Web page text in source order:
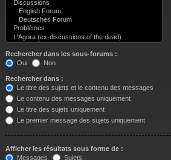
Rechercher dans les sous-forums :
Oui
Non
Rechercher dans :
Le titre des sujets et le contenu des messages
Le contenu des messages uniquement
Le titre des sujets uniquement
Le premier message des sujets uniquement
Afficher les résultats sous forme de :
Messages
Sujets